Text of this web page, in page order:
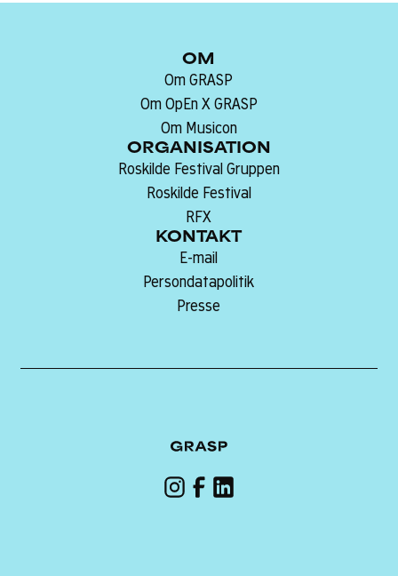
OM
Om GRASP
Om OpEn X GRASP
Om Musicon
ORGANISATION
Roskilde Festival Gruppen
Roskilde Festival
RFX
KONTAKT
E-mail
Persondatapolitik
Presse